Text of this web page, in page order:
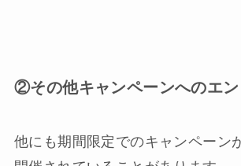
②その他キャンペーンへのエン
他にも期間限定でのキャンペーン